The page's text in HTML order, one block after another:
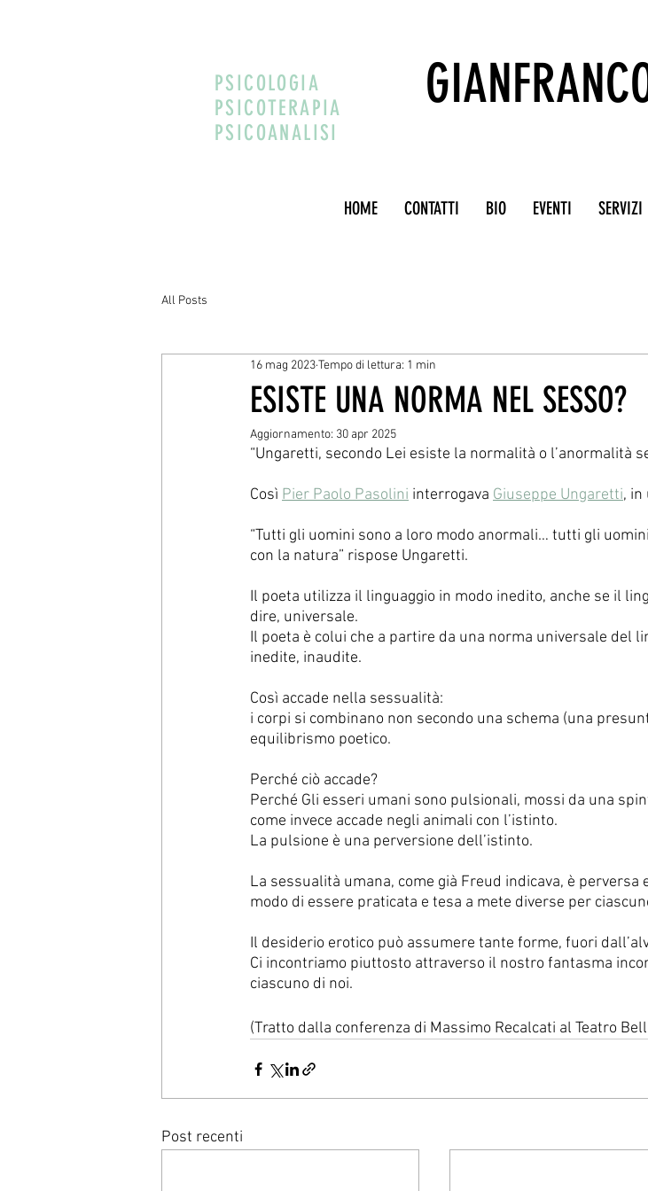
PSICOLOGIA
PSICOTERAPIA
PSICOANALISI
HOME CONTATTI BIO EVENTI SERVIZI
All Posts
ESISTE UNA NORMA NEL SESSO?
16 mag 2023Tempo di lettura: 1 min
Aggiornamento: 30 apr 2025
“Ungaretti, secondo Lei esiste la normalità o l’anormalità
Così Pier Paolo Pasolini interrogava Giuseppe Ungaretti, in
“Tutti gli uomini sono a loro modo anormali… tutti gli
con la natura” rispose Ungaretti.
Il poeta utilizza il linguaggio in modo inedito, anche se il
dire, universale.
Il poeta è colui che a partire da una norma universale del
inedite, inaudite.
Così accade nella sessualità:
i corpi si combinano non secondo una schema (una
equilibrismo poetico.
Perché ciò accade?
Perché Gli esseri umani sono pulsionali, mossi da una
come invece accade negli animali con l’istinto.
La pulsione è una perversione dell’istinto.
La sessualità umana, come già Freud indicava, è perversa
modo di essere praticata e tesa a mete diverse per
Il desiderio erotico può assumere tante forme, fuori
Ci incontriamo piuttosto attraverso il nostro fantasma
ciascuno di noi.
(Tratto dalla conferenza di Massimo Recalcati al Teatro
Post recenti